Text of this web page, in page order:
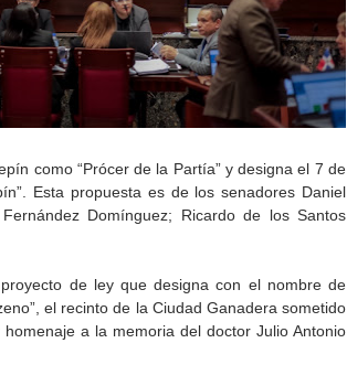
como “Prócer de la Partía” y designa el 7 de
Esta propuesta es de los senadores Daniel
Domínguez; Ricardo de los Santos
de ley que designa con el nombre de
el recinto de la Ciudad Ganadera sometido
a la memoria del doctor Julio Antonio